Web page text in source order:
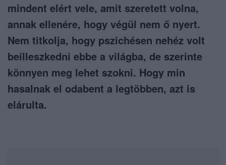
mindent elért vele, amit szeretett volna,
annak ellenére, hogy végül nem ő nyert.
Nem titkolja, hogy pszichésen nehéz volt
beilleszkedni ebbe a világba, de szerinte
könnyen meg lehet szokni. Hogy min
hasalnak el odabent a legtöbben, azt is
elárulta.